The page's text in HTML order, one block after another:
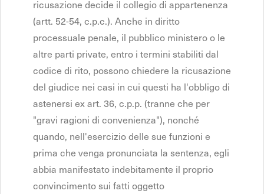
ricusazione decide il collegio di appartenenza
(artt. 52-54, c.p.c.). Anche in diritto
processuale penale, il pubblico ministero o le
altre parti private, entro i termini stabiliti dal
codice di rito, possono chiedere la ricusazione
del giudice nei casi in cui questi ha l'obbligo di
astenersi ex art. 36, c.p.p. (tranne che per
"gravi ragioni di convenienza"), nonché
quando, nell'esercizio delle sue funzioni e
prima che venga pronunciata la sentenza, egli
abbia manifestato indebitamente il proprio
convincimento sui fatti oggetto